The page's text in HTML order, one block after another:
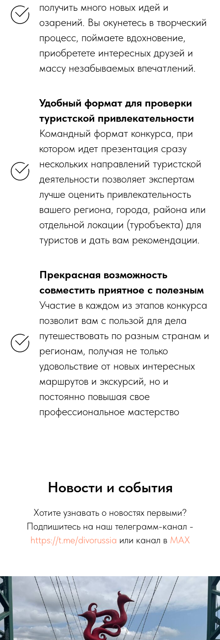
получить много новых идей и
озарений. Вы окунетесь в творческий
процесс, поймаете вдохновение,
приобретете интересных друзей и
массу незабываемых впечатлений.
Удобный формат для проверки
туристской привлекательности
Командный формат конкурса, при
котором идет презентация сразу
нескольких направлений туристской
деятельности позволяет экспертам
лучше оценить привлекательность
вашего региона, города, района или
отдельной локации (туробъекта) для
туристов и дать вам рекомендации.
Прекрасная возможность
совместить приятное с полезным
Участие в каждом из этапов конкурса
позволит вам с пользой для дела
путешествовать по разным странам и
регионам, получая не только
удовольствие от новых интересных
маршрутов и экскурсий, но и
постоянно повышая свое
профессиональное мастерство
Новости и события
Хотите узнавать о новостях первыми?
Подпишитесь на наш телеграмм-канал -
https://t.me/divorussia или канал в MAX